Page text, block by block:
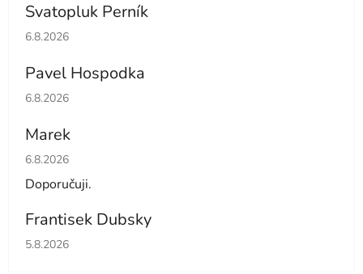
Svatopluk Perník
Hodnocení obchodu je 5 z 5 hvězdiček.
6.8.2026
Pavel Hospodka
Hodnocení obchodu je 5 z 5 hvězdiček.
6.8.2026
Marek
Hodnocení obchodu je 4 z 5 hvězdiček.
6.8.2026
Doporučuji.
Frantisek Dubsky
Hodnocení obchodu je 5 z 5 hvězdiček.
5.8.2026